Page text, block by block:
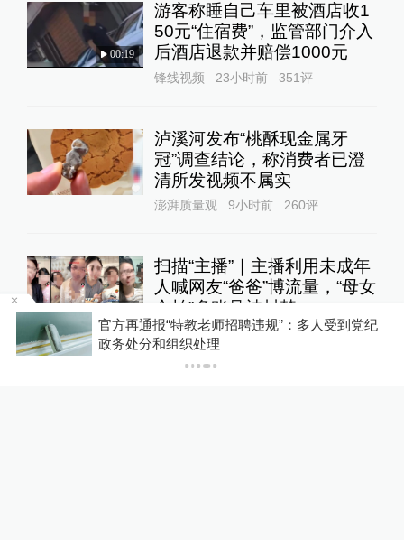
00:19
游客称睡自己车里被酒店收1
50元“住宿费”，监管部门介入
后酒店退款并赔偿1000元
锋线视频 23小时前 351评
泸溪河发布“桃酥现金属牙
冠”调查结论，称消费者已澄
清所发视频不属实
澎湃质量观 9小时前 260评
扫描“主播”｜主播利用未成年
人喊网友“爸爸”博流量，“母女
合拍”多账号被封禁
直击现场 9小时前 150 评
【社论】对“啃小”网络乱象坚决说不